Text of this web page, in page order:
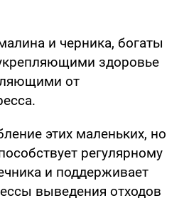
и черника, богаты
здоровье
от
этих маленьких, но
регулярному
и поддерживает
выведения отходов